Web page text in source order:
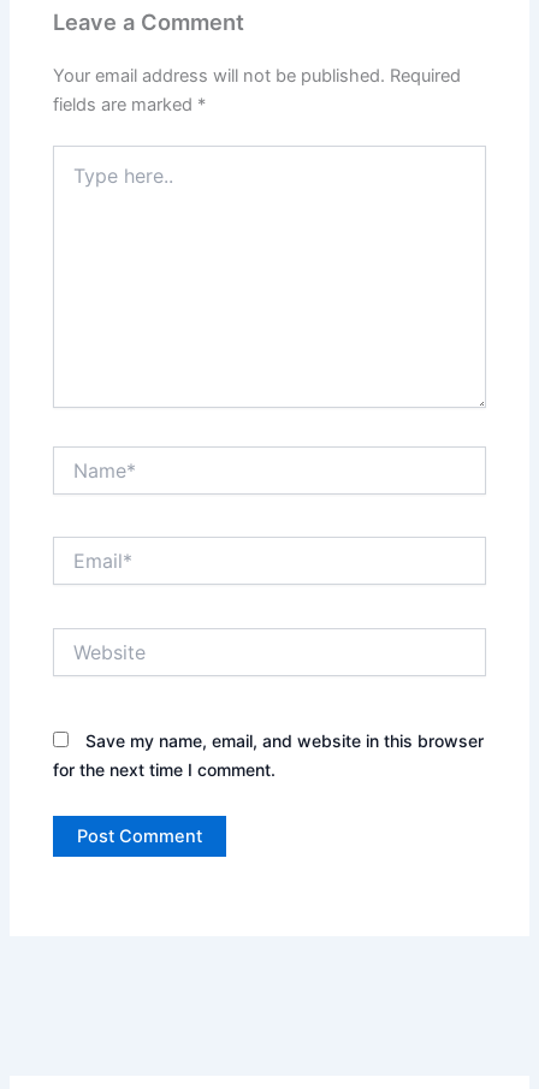
Leave a Comment
Your email address will not be published. Required
fields are marked *
here..
Save my name, email, and website in this browser
for the next time I comment.